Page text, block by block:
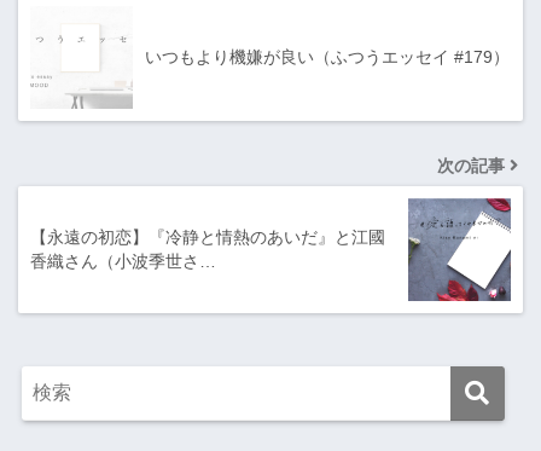
いつもより機嫌が良い（ふつうエッセイ #179）
次の記事
【永遠の初恋】『冷静と情熱のあいだ』と江國
香織さん（小波季世さ…